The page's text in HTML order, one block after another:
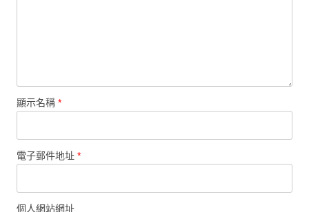
顯示名稱 *
電子郵件地址 *
個人網站網址